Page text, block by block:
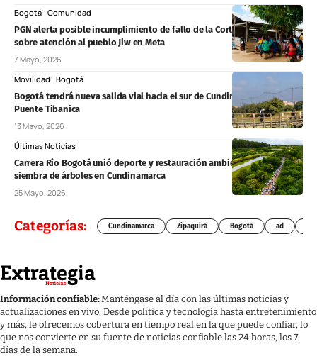
Bogotá Comunidad
PGN alerta posible incumplimiento de fallo de la Corte y exige pruebas
sobre atención al pueblo Jiw en Meta
7 Mayo, 2026
Movilidad Bogotá
Bogotá tendrá nueva salida vial hacia el sur de Cundinamarca por el
Puente Tibanica
13 Mayo, 2026
Últimas Noticias
Carrera Río Bogotá unió deporte y restauración ambiental con
siembra de árboles en Cundinamarca
25 Mayo, 2026
Categorías: Cundinamarca Zipaquirá Bogotá ad
Información confiable:Manténgase al día con las últimas noticias y
actualizaciones en vivo. Desde política y tecnología hasta entretenimiento
y más, le ofrecemos cobertura en tiempo real en la que puede confiar, lo
que nos convierte en su fuente de noticias confiable las 24 horas, los 7
días de la semana.